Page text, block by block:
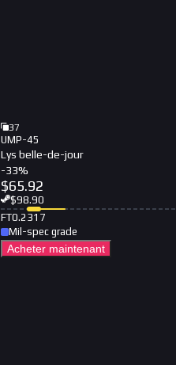
37
UMP-45
Lys belle-de-jour
-33%
$65.92
$98.90
FT0.2317
Mil-spec grade
Acheter maintenant